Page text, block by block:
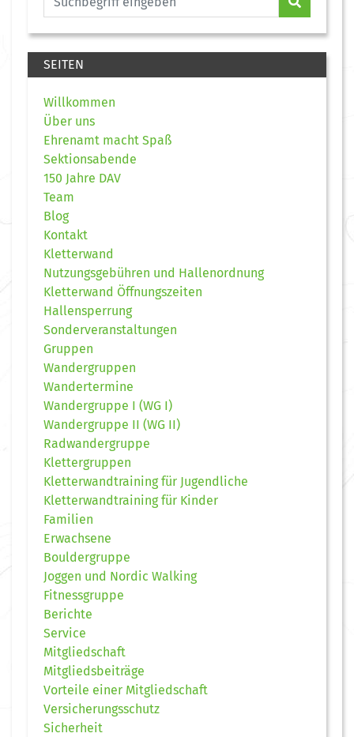
SEITEN
Willkommen
Über uns
Ehrenamt macht Spaß
Sektionsabende
150 Jahre DAV
Team
Blog
Kontakt
Kletterwand
Nutzungsgebühren und Hallenordnung
Kletterwand Öffnungszeiten
Hallensperrung
Sonderveranstaltungen
Gruppen
Wandergruppen
Wandertermine
Wandergruppe I (WG I)
Wandergruppe II (WG II)
Radwandergruppe
Klettergruppen
Kletterwandtraining für Jugendliche
Kletterwandtraining für Kinder
Familien
Erwachsene
Bouldergruppe
Joggen und Nordic Walking
Fitnessgruppe
Berichte
Service
Mitgliedschaft
Mitgliedsbeiträge
Vorteile einer Mitgliedschaft
Versicherungsschutz
Sicherheit